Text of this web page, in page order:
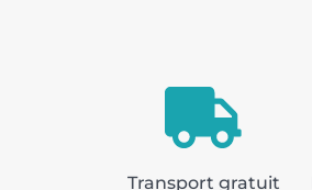
Transport gratuit